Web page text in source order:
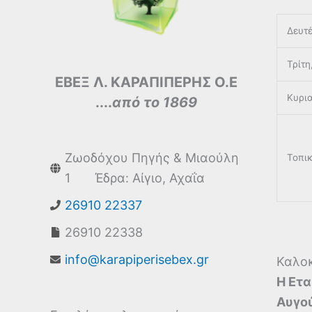
ΕΒΕΞ Λ. ΚΑΡΑΠΙΠΕΡΗΣ Ο.Ε
....από το 1869
Ζωοδόχου Πηγής & Μιαούλη
1 Έδρα: Αίγιο, Αχαΐα
26910 22337
26910 22338
info@karapiperisebex.gr
Η